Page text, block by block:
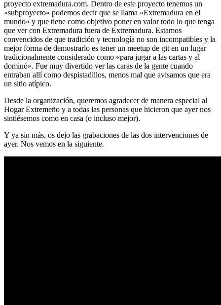
proyecto extremadura.com. Dentro de este proyecto tenemos un
«subproyecto» podemos decir que se llama «Extremadura en el
mundo» y que tiene como objetivo poner en valor todo lo que tenga
que ver con Extremadura fuera de Extremadura. Estamos
convencidos de que tradición y tecnología no son incompatibles y la
mejor forma de demostrarlo es tener un meetup de git en un lugar
tradicionalmente considerado como «para jugar a las cartas y al
dominó». Fue muy divertido ver las caras de la gente cuando
entraban allí como despistadillos, menos mal que avisamos que era
un sitio atípico.
Desde la organización, queremos agradecer de manera especial al
Hogar Extremeño y a todas las personas que hicieron que ayer nos
sintiésemos como en casa (o incluso mejor).
Y ya sin más, os dejo las grabaciones de las dos intervenciones de
ayer. Nos vemos en la siguiente.